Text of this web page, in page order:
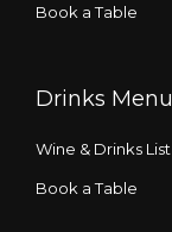
Book a Table
Drinks Menu
Wine & Drinks List
Book a Table